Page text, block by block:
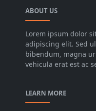
ABOUT US
Lorem ipsum dolor
adipiscing elit. Sed
bibendum, magna
vehicula erat est ac
LEARN MORE